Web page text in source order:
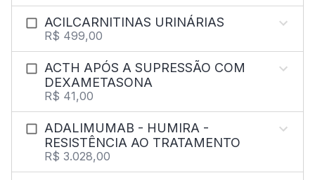
ACILCARNITINAS URINÁRIAS
R$ 499,00
ACTH APÓS A SUPRESSÃO COM
DEXAMETASONA
R$ 41,00
ADALIMUMAB - HUMIRA -
RESISTÊNCIA AO TRATAMENTO
R$ 3.028,00